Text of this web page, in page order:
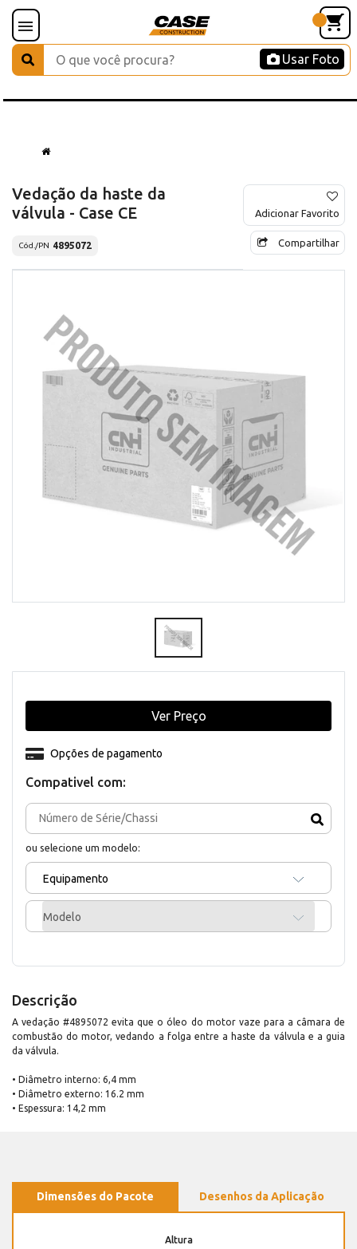
Usar Foto
Vedação da haste da
válvula - Case CE
Cód./PN 4895072
Adicionar Favorito
Compartilhar
Compativel com:
ou selecione um modelo:
Equipamento
Modelo
Opções de pagamento
Ver Preço
Descrição
A vedação #4895072 evita que o óleo do motor vaze para a câmara de
combustão do motor, vedando a folga entre a haste da válvula e a guia
da válvula.
• Diâmetro interno: 6,4 mm
• Diâmetro externo: 16.2 mm
• Espessura: 14,2 mm
Dimensões do Pacote Desenhos da Aplicação
Altura